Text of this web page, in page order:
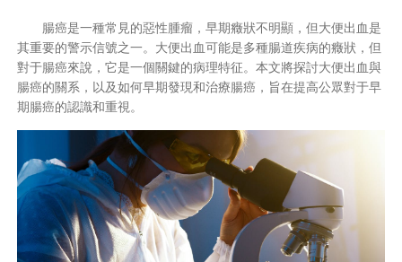
腸癌是一種常見的惡性腫瘤，早期癥狀不明顯，但大便出血是
其重要的警示信號之一。大便出血可能是多種腸道疾病的癥狀，但
對于腸癌來說，它是一個關鍵的病理特征。本文將探討大便出血與
腸癌的關系，以及如何早期發現和治療腸癌，旨在提高公眾對于早
期腸癌的認識和重視。